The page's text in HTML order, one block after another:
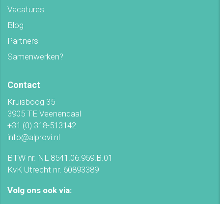
Vacatures
Blog
Partners
Samenwerken?
Contact
Kruisboog 35
3905 TE Veenendaal
+31 (0) 318-513142
info@alprovi.nl
BTW nr. NL 8541.06.959.B.01
KvK Utrecht nr. 60893389
Volg ons ook via: